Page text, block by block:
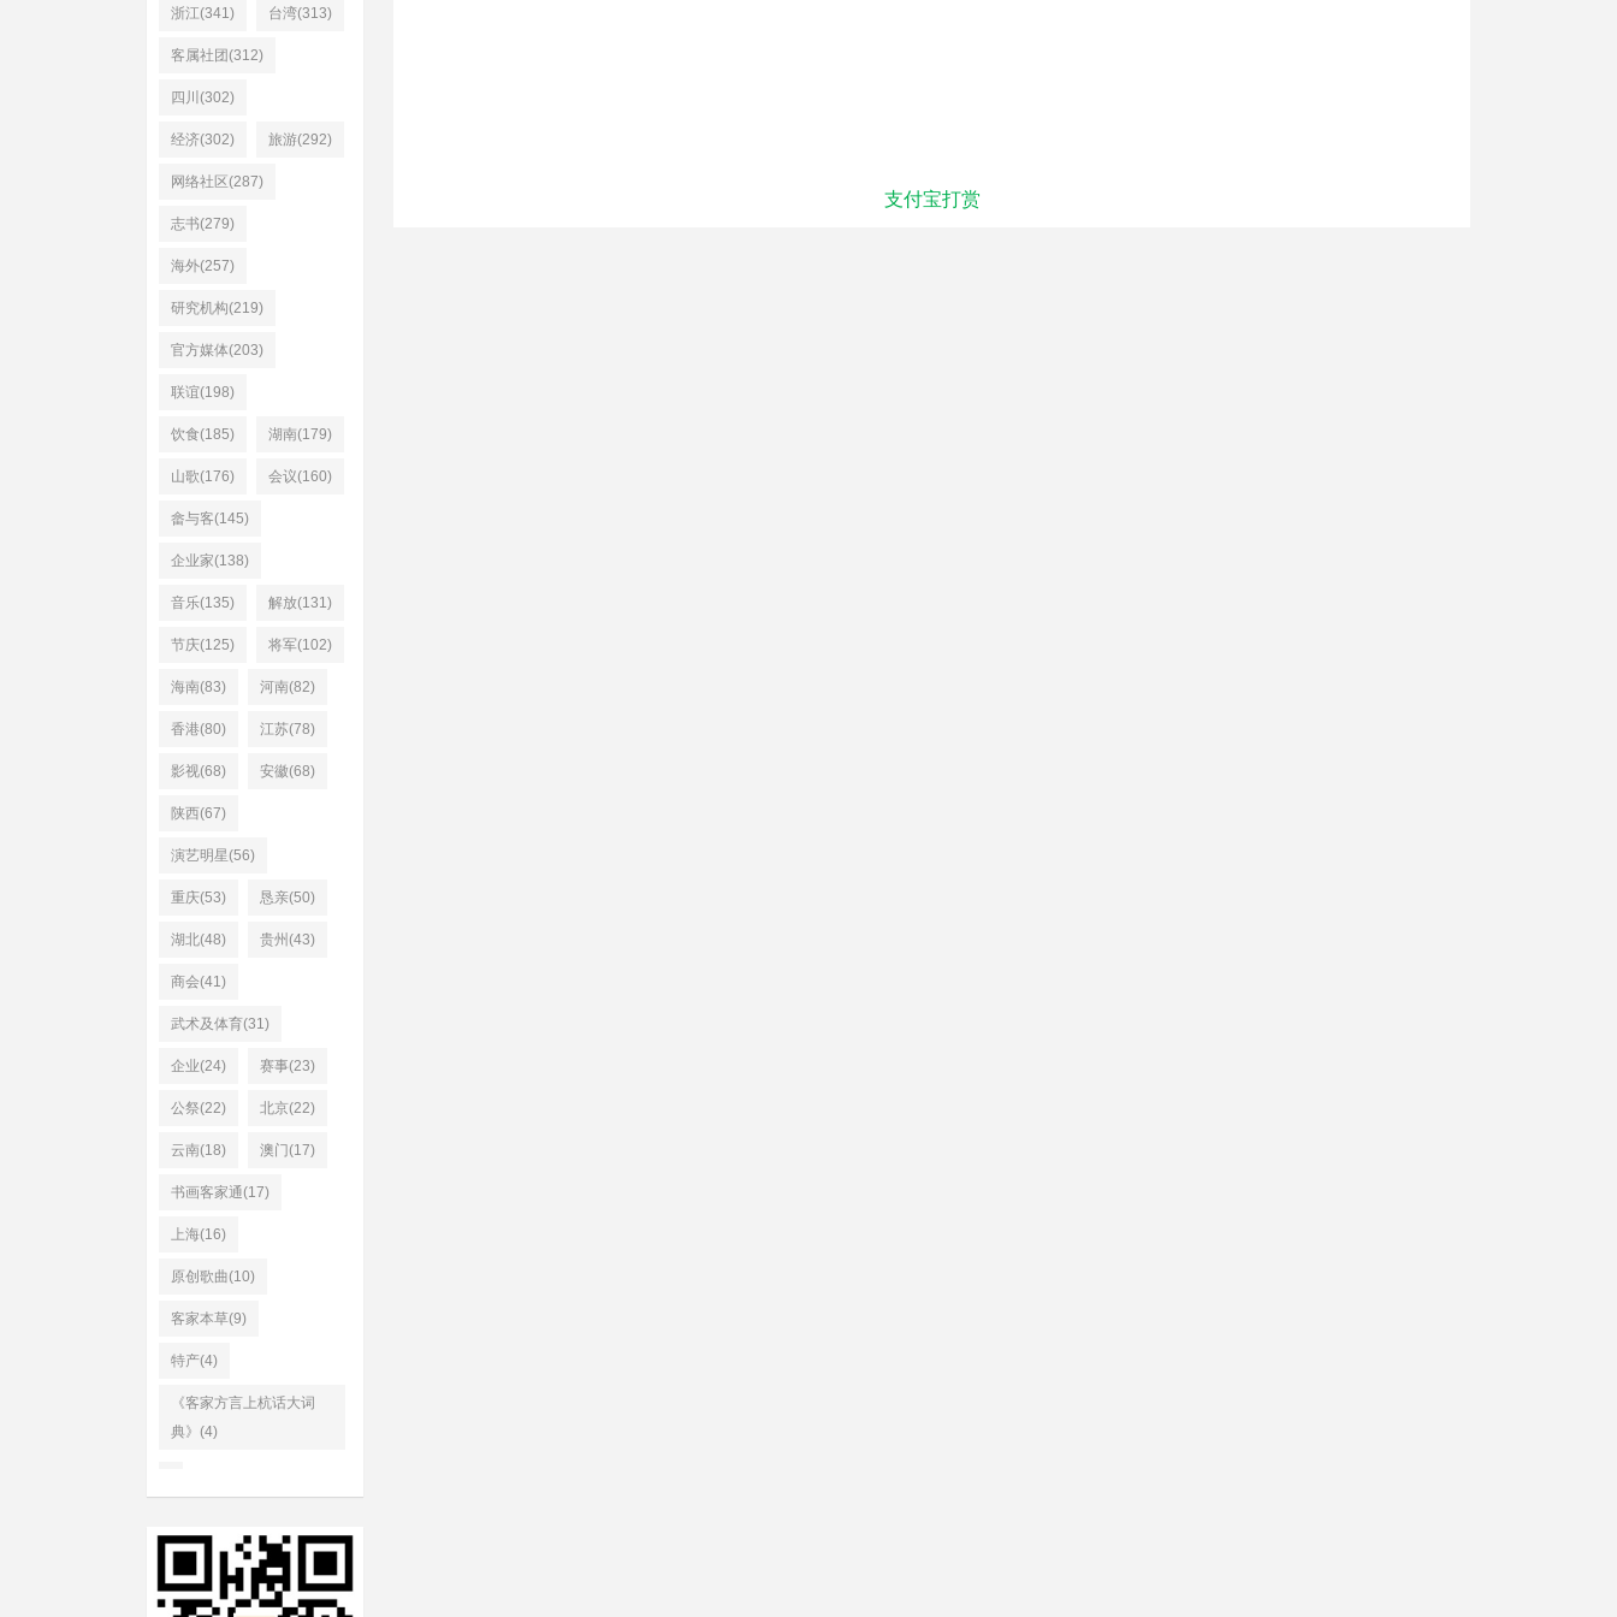
浙江(341) 台湾(313)
客属社团(312)
四川(302)
经济(302) 旅游(292)
网络社区(287)
志书(279)
海外(257)
研究机构(219)
官方媒体(203)
联谊(198)
饮食(185) 湖南(179)
山歌(176) 会议(160)
畲与客(145)
企业家(138)
音乐(135) 解放(131)
节庆(125) 将军(102)
海南(83) 河南(82)
香港(80) 江苏(78)
影视(68) 安徽(68)
陕西(67)
演艺明星(56)
重庆(53) 恳亲(50)
湖北(48) 贵州(43)
商会(41)
武术及体育(31)
企业(24) 赛事(23)
公祭(22) 北京(22)
云南(18) 澳门(17)
书画客家通(17)
上海(16)
原创歌曲(10)
客家本草(9)
特产(4)
《客家方言上杭话大词
典》(4)
支付宝打赏